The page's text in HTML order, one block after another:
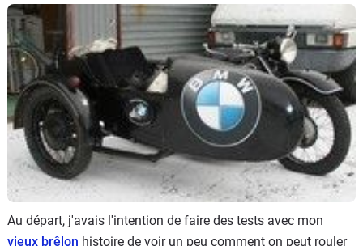
Scooters
&
125
Marques
Services
Auto
Au départ, j'avais l'intention de faire des tests avec mon
vieux brêlon histoire de voir un peu comment on peut rouler